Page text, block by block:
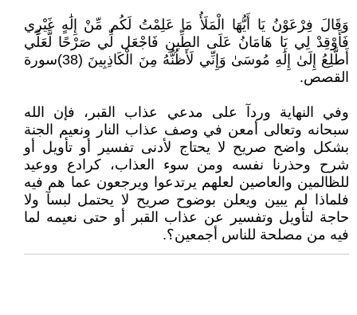
وَقَالَ فِرْعَوْنُ يَا أَيُّهَا الْمَلَأُ مَا عَلِمْتُ لَكُم مِّنْ إِلَٰهٍ غَيْرِي
فَأَوْقِدْ لِي يَا هَامَانُ عَلَى الطِّينِ فَاجْعَل لِّي صَرْحًا لَّعَلِّي
أَطَّلِعُ إِلَىٰ إِلَٰهِ مُوسَىٰ وَإِنِّي لَأَظُنُّهُ مِنَ الْكَاذِبِينَ (38)سورة
القصص.
وفي النهاية وردآ على مدعي عذاب القبر، فإن الله
سبحانه وتعالى أمعن في وصف عذاب النار ونعيم الجنة
بشكل واضح صريح لا يحتاج لأدنى تفسير أو تأويل أو
شرح وحذرنا نفسه ومن سوء العذاب، كرادع ووعيد
للظالمين والعاصين لعلهم يرتدعوا ويرجعون عما هم فيه
فلماذا لم يبين ويعلن بوضوح صريح لا يحتمل لبسآ ولا
حاجة لتأويل وتفسير عن عذاب القبر أو حتى نعيمه لما
فيه من مصلحة للناس أجمعين؟.